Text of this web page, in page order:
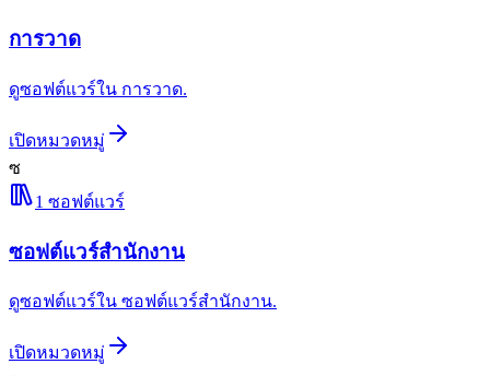
การวาด
ดูซอฟต์แวร์ใน การวาด.
เปิดหมวดหมู่
ซ
1 ซอฟต์แวร์
ซอฟต์แวร์สำนักงาน
ดูซอฟต์แวร์ใน ซอฟต์แวร์สำนักงาน.
เปิดหมวดหมู่